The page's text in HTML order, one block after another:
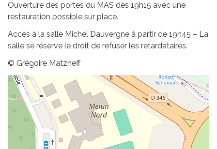
Ouverture des portes du MAS dès 19h15 avec une
restauration possible sur place.
Accès à la salle Michel Dauvergne à partir de 19h45 – La
salle se réserve le droit de refuser les retardataires.
© Grégoire Matzneff